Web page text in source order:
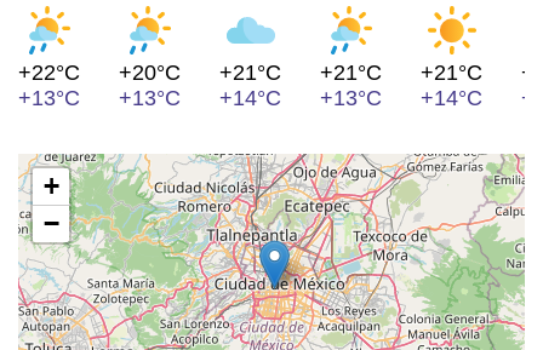
+22°C
+13°C
+20°C
+13°C
+21°C
+14°C
+21°C
+13°C
+21°C
+14°C
+
−